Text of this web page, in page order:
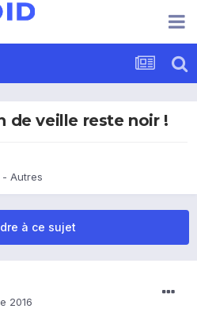
de veille reste noir !
- Autres
à ce sujet
2016